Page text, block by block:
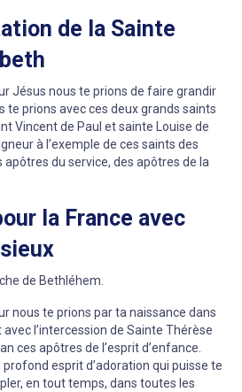
de la Sainte
Jésus nous te prions de faire grandir
te prions avec ces deux grands saints
Vincent de Paul et sainte Louise de
à l’exemple de ces saints des
apôtres du service, des apôtres de la
la France avec
de Bethléhem.
nous te prions par ta naissance dans
l’intercession de Sainte Thérèse
ces apôtres de l’esprit d’enfance.
esprit d’adoration qui puisse te
en tout temps, dans toutes les